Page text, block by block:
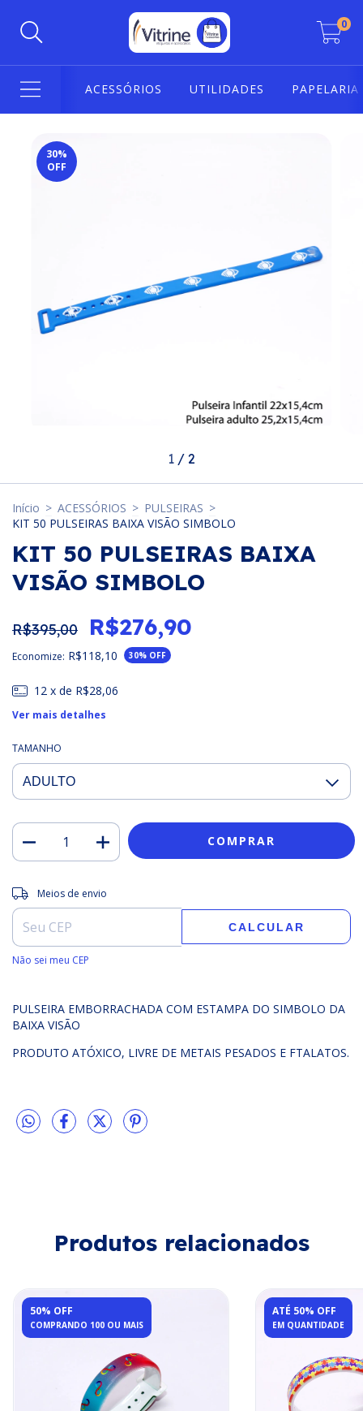
0
ACESSÓRIOS UTILIDADES PAPELARIA
30%
OFF
1 / 2
Início > ACESSÓRIOS > PULSEIRAS >
KIT 50 PULSEIRAS BAIXA VISÃO SIMBOLO
KIT 50 PULSEIRAS BAIXA
VISÃO SIMBOLO
R$395,00 R$276,90
Economize: R$118,10 30% OFF
12 x de R$28,06
Ver mais detalhes
TAMANHO
Entregas para o CEP:
Meios de envio
CALCULAR
Não sei meu CEP
PULSEIRA EMBORRACHADA COM ESTAMPA DO SIMBOLO DA
BAIXA VISÃO
PRODUTO ATÓXICO, LIVRE DE METAIS PESADOS E FTALATOS.
Produtos relacionados
50% OFF
COMPRANDO 100 OU MAIS
ATÉ 50% OFF
EM QUANTIDADE